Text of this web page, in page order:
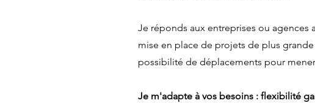
Je réponds aux entreprises ou
mise en place de projets de plus
possibilité de déplacements pour
Je m'adapte à vos besoins : flexibilité